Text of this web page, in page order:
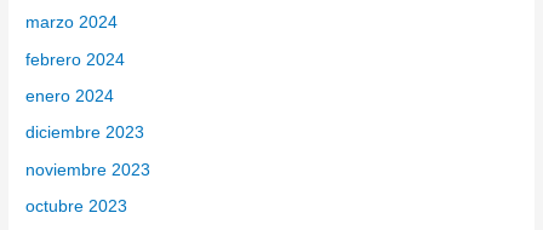
marzo 2024
febrero 2024
enero 2024
diciembre 2023
noviembre 2023
octubre 2023